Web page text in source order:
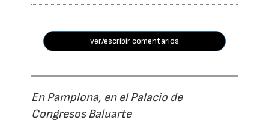
ver/escribir comentarios
En Pamplona, en el Palacio de
Congresos Baluarte